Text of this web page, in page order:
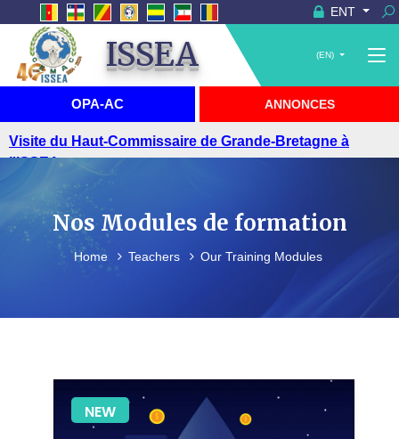
ENT
ISSEA (EN)
OPA-AC ANNONCES
Visite du Haut-Commissaire de Grande-Bretagne à
l'ISSEA
Nos Modules de formation
Home Teachers Our Training Modules
NEW